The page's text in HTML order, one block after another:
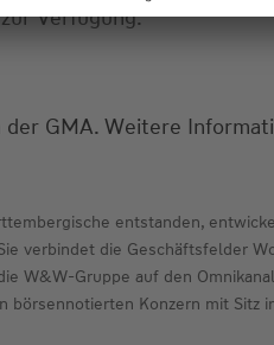
Verfügung.
GMA. Weitere
entstanden,
verbindet die Geschäftsfelder
W&W-Gruppe auf den
Konzern mit